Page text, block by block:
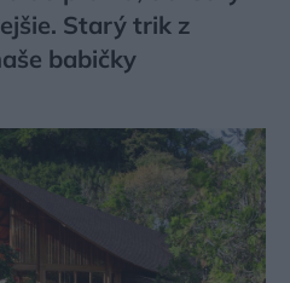
Starý trik z
babičky